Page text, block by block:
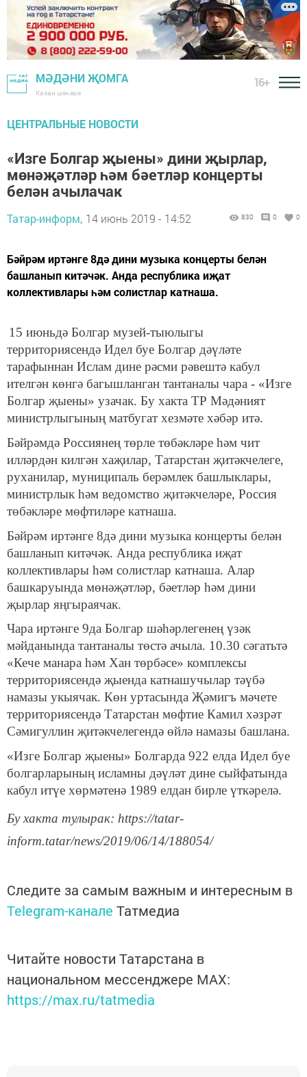
МӘДӘНИ ҖОМГА
Казан шәһәре
16+
ЦЕНТРАЛЬНЫЕ НОВОСТИ
«Изге Болгар җыены» дини җырлар,
мөнәҗәтләр һәм бәетләр концерты
белән ачылачак
Татар-информ, 14 июнь 2019 - 14:52 830 0 0
Бәйрәм иртәнге 8дә дини музыка концерты белән
башланып китәчәк. Анда республика иҗат
коллективлары һәм солистлар катнаша.
15 июньдә Болгар музей-тыюлыгы
территориясендә Идел буе Болгар дәүләте
тарафыннан Ислам дине рәсми рәвештә кабул
ителгән көнгә багышланган тантаналы чара - «Изге
Болгар җыены» узачак. Бу хакта ТР Мәдәният
министрлыгының матбугат хезмәте хәбәр итә.
Бәйрәмдә Россиянең төрле төбәкләре һәм чит
илләрдән килгән хаҗилар, Татарстан җитәкчелеге,
руханилар, муниципаль берәмлек башлыклары,
министрлык һәм ведомство җитәкчеләре, Россия
төбәкләре мөфтиләре катнаша.
Бәйрәм иртәнге 8дә дини музыка концерты белән
башланып китәчәк. Анда республика иҗат
коллективлары һәм солистлар катнаша. Алар
башкаруында мөнәҗәтләр, бәетләр һәм дини
җырлар яңгыраячак.
Чара иртәнге 9да Болгар шәһәрлегенең үзәк
мәйданында тантаналы төстә ачыла. 10.30 сәгатьтә
«Кече манара һәм Хан төрбәсе» комплексы
территориясендә җыенда катнашучылар тәүбә
намазы укыячак. Көн уртасында Җәмигъ мәчете
территориясендә Татарстан мөфтие Камил хәзрәт
Сәмигуллин җитәкчелегендә өйлә намазы башлана.
«Изге Болгар җыены» Болгарда 922 елда Идел буе
болгарларының исламны дәүләт дине сыйфатында
кабул итүе хөрмәтенә 1989 елдан бирле үткәрелә.
Бу хакта тулырак: https://tatar-
inform.tatar/news/2019/06/14/188054/
Следите за самым важным и интересным в
Telegram-канале Татмедиа
Читайте новости Татарстана в
национальном мессенджере MАХ:
https://max.ru/tatmedia